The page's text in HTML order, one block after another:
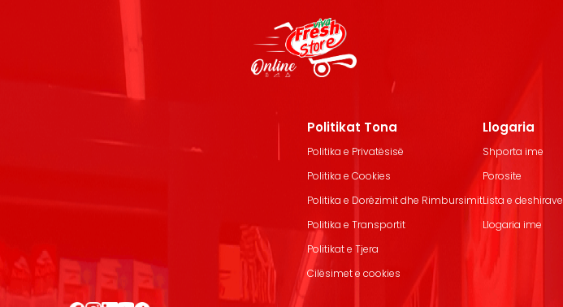
Politikat Tona
Politika e Privatësisë
Politika e Cookies
Politika e Dorëzimit dhe Rimbursimit
Politika e Transportit
Politikat e Tjera
Cilësimet e cookies
Llogaria
Shporta ime
Porosite
Lista e deshirave
Llogaria ime